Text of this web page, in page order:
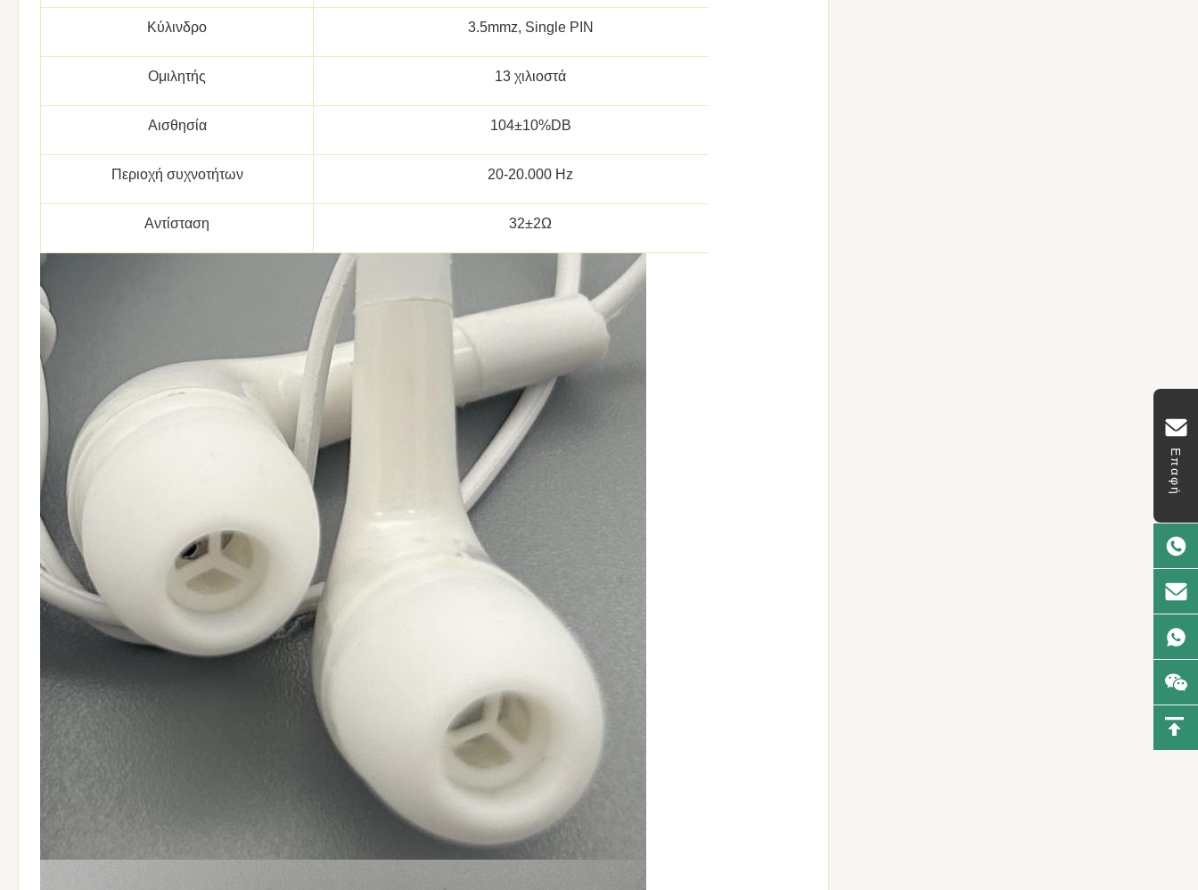
Επαφή
Κύλινδρο 3.5mmz, Single PIN
Ομιλητής 13 χιλιοστά
Αισθησία 104±10%DB
Περιοχή συχνοτήτων 20-20.000 Hz
Αντίσταση 32±2Ω